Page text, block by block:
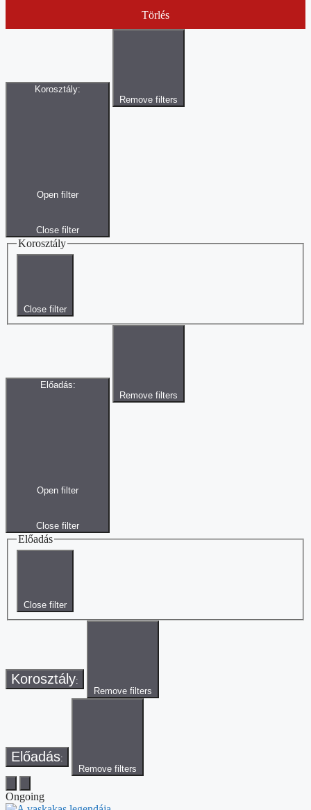
Törlés
Korosztály:
Open filter
Close filter
Remove filters
Korosztály
Close filter
Előadás:
Open filter
Close filter
Remove filters
Előadás
Close filter
Korosztály:
Remove filters
Előadás:
Remove filters
Ongoing